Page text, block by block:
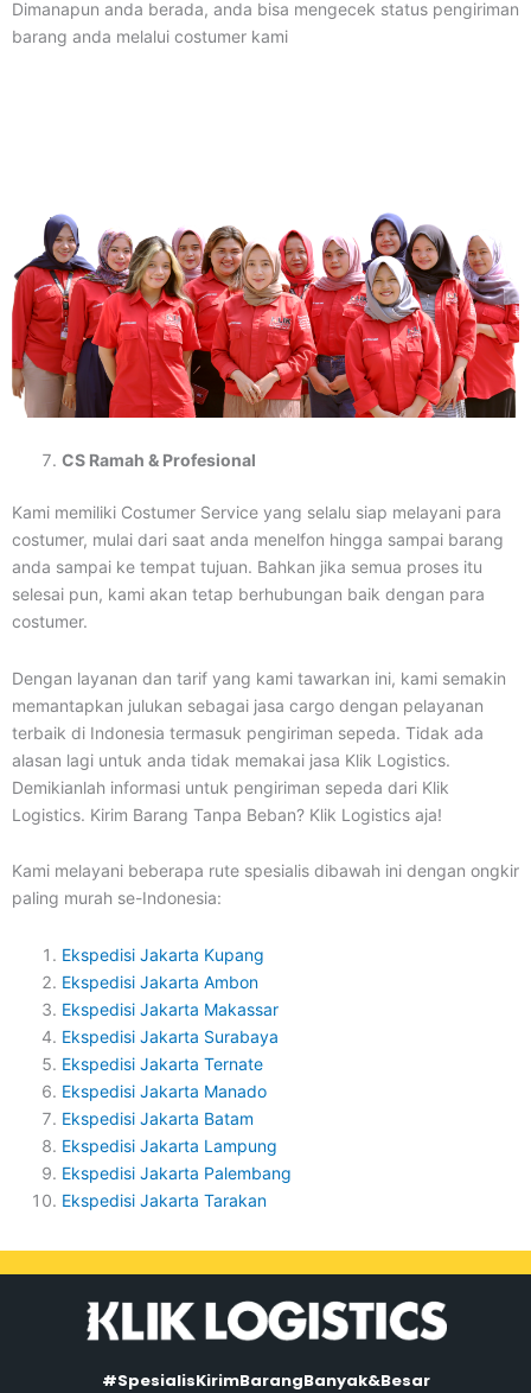
Dimanapun anda berada, anda bisa mengecek status pengiriman
barang anda melalui costumer kami
CS Ramah & Profesional
Kami memiliki Costumer Service yang selalu siap melayani para
costumer, mulai dari saat anda menelfon hingga sampai barang
anda sampai ke tempat tujuan. Bahkan jika semua proses itu
selesai pun, kami akan tetap berhubungan baik dengan para
costumer.
Dengan layanan dan tarif yang kami tawarkan ini, kami semakin
memantapkan julukan sebagai jasa cargo dengan pelayanan
terbaik di Indonesia termasuk pengiriman sepeda. Tidak ada
alasan lagi untuk anda tidak memakai jasa Klik Logistics.
Demikianlah informasi untuk pengiriman sepeda dari Klik
Logistics. Kirim Barang Tanpa Beban? Klik Logistics aja!
Kami melayani beberapa rute spesialis dibawah ini dengan ongkir
paling murah se-Indonesia:
Ekspedisi Jakarta Kupang
Ekspedisi Jakarta Ambon
Ekspedisi Jakarta Makassar
Ekspedisi Jakarta Surabaya
Ekspedisi Jakarta Ternate
Ekspedisi Jakarta Manado
Ekspedisi Jakarta Batam
Ekspedisi Jakarta Lampung
Ekspedisi Jakarta Palembang
Ekspedisi Jakarta Tarakan
#SpesialisKirimBarangBanyak&Besar